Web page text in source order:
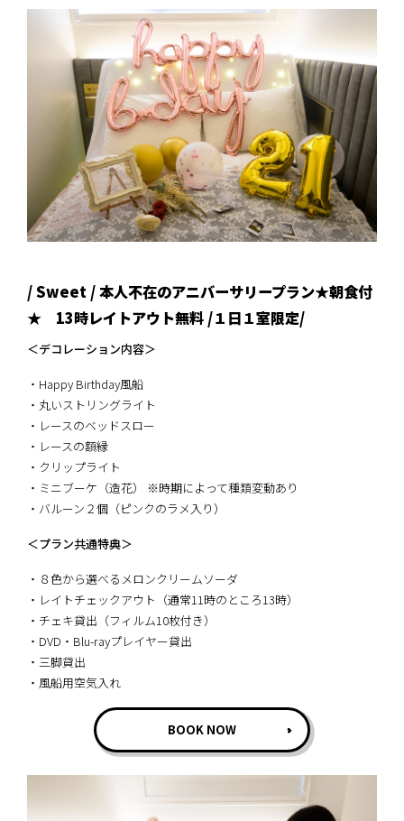
/ Sweet / 本人不在のアニバーサリープラン★朝食付
★ 13時レイトアウト無料 /１日１室限定/
＜デコレーション内容＞
・Happy Birthday風船
・丸いストリングライト
・レースのベッドスロー
・レースの額縁
・クリップライト
・ミニブーケ（造花） ※時期によって種類変動あり
・バルーン２個（ピンクのラメ入り）
＜プラン共通特典＞
・８色から選べるメロンクリームソーダ
・レイトチェックアウト（通常11時のところ13時）
・チェキ貸出（フィルム10枚付き）
・DVD・Blu-rayプレイヤー貸出
・三脚貸出
・風船用空気入れ
BOOK NOW